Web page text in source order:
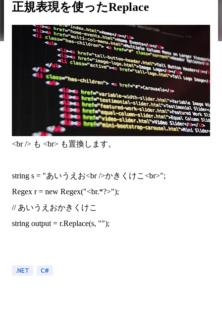
正規表現を使ったReplace
<br /> も <br> も置換します。
string s = "あいうえお<br />かきくけこ<br>";
Regex r = new Regex("<br.*?>");
// あいうえおかきくけこ
string output = r.Replace(s, "");
.NET C#